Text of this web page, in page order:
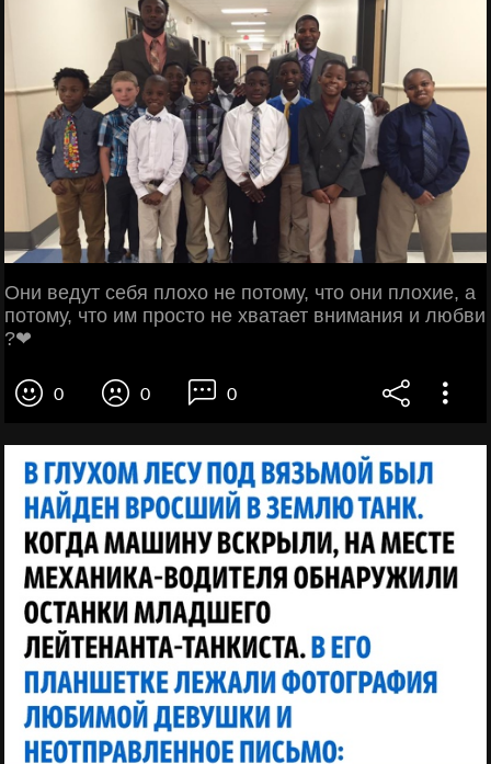
Они ведут себя плохо не потому, что они плохие, а
потому, что им просто не хватает внимания и любви
?❤
0 0 0